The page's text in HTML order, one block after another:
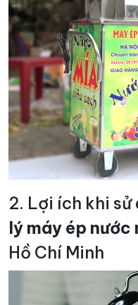
2. Lợi ích khi sử
lý máy ép nước
Hồ Chí Minh